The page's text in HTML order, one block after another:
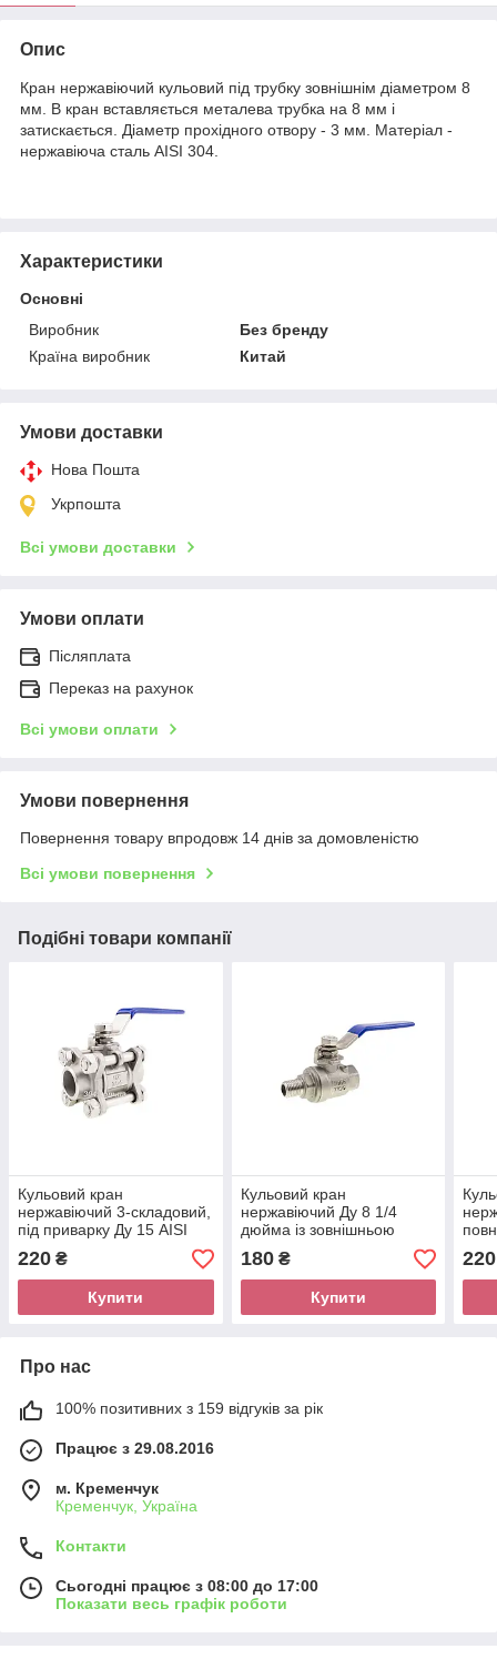
Опис
Кран нержавіючий кульовий під трубку зовнішнім діаметром 8
мм. В кран вставляється металева трубка на 8 мм і
затискається. Діаметр прохідного отвору - 3 мм. Матеріал -
нержавіюча сталь AISI 304.
Характеристики
Основні
Виробник
Без бренду
Країна виробник
Китай
Умови доставки
Нова Пошта
Укрпошта
Всі умови доставки
Умови оплати
Післяплата
Переказ на рахунок
Всі умови оплати
Умови повернення
Повернення товару впродовж 14 днів за домовленістю
Всі умови повернення
Подібні товари компанії
Кульовий кран
нержавіючий 3-складовий,
під приварку Ду 15 AISI
304
220 ₴
Купити
Кульовий кран
нержавіючий Ду 8 1/4
дюйма із зовнішньою
різьбою, AISI 304
180₴
Купити
304
220
Про нас
100% позитивних з 159 відгуків за рік
Працює з 29.08.2016
м. Кременчук
Кременчук, Україна
Контакти
Сьогодні працює з 08:00 до 17:00
Показати весь графік роботи